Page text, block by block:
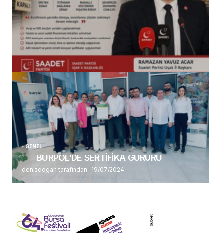
(başlıksız)
Alaattin Karahan tarafından 14/07/2026
GENEL
BURPOL’DE SERTİFİKA GURURU
denizdogan tarafından 19/07/2024